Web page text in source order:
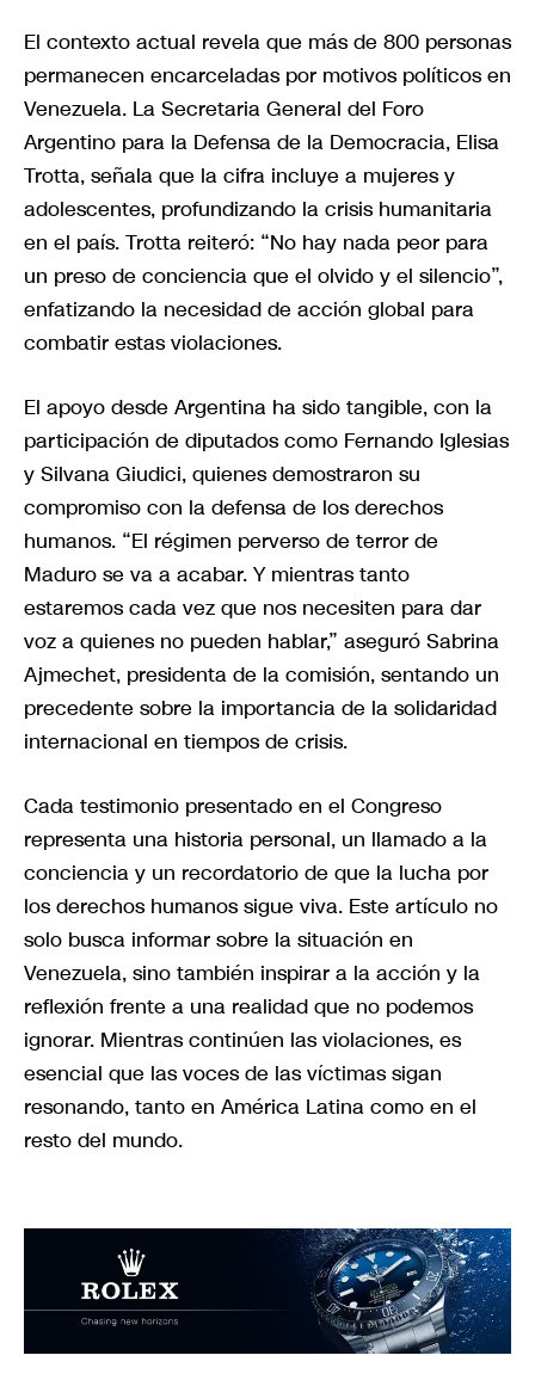
El contexto actual revela que más de 800 personas
permanecen encarceladas por motivos políticos en
Venezuela. La Secretaria General del Foro
Argentino para la Defensa de la Democracia, Elisa
Trotta, señala que la cifra incluye a mujeres y
adolescentes, profundizando la crisis humanitaria
en el país. Trotta reiteró: “No hay nada peor para
un preso de conciencia que el olvido y el silencio”,
enfatizando la necesidad de acción global para
combatir estas violaciones.
El apoyo desde Argentina ha sido tangible, con la
participación de diputados como Fernando Iglesias
y Silvana Giudici, quienes demostraron su
compromiso con la defensa de los derechos
humanos. “El régimen perverso de terror de
Maduro se va a acabar. Y mientras tanto
estaremos cada vez que nos necesiten para dar
voz a quienes no pueden hablar,” aseguró Sabrina
Ajmechet, presidenta de la comisión, sentando un
precedente sobre la importancia de la solidaridad
internacional en tiempos de crisis.
Cada testimonio presentado en el Congreso
representa una historia personal, un llamado a la
conciencia y un recordatorio de que la lucha por
los derechos humanos sigue viva. Este artículo no
solo busca informar sobre la situación en
Venezuela, sino también inspirar a la acción y la
reflexión frente a una realidad que no podemos
ignorar. Mientras continúen las violaciones, es
esencial que las voces de las víctimas sigan
resonando, tanto en América Latina como en el
resto del mundo.